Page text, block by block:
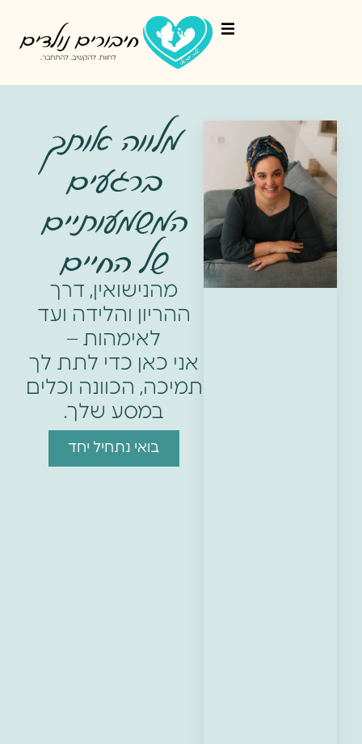
מלווה אותך
ברגעים
המשמעותיים
של החיים
מהנישואין, דרך
ההריון והלידה ועד
לאימהות –
אני כאן כדי לתת לך
תמיכה, הכוונה וכלים
במסע שלך.
בואי נתחיל יחד